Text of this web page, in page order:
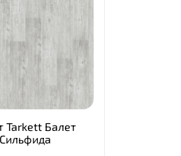
Tarkett Балет